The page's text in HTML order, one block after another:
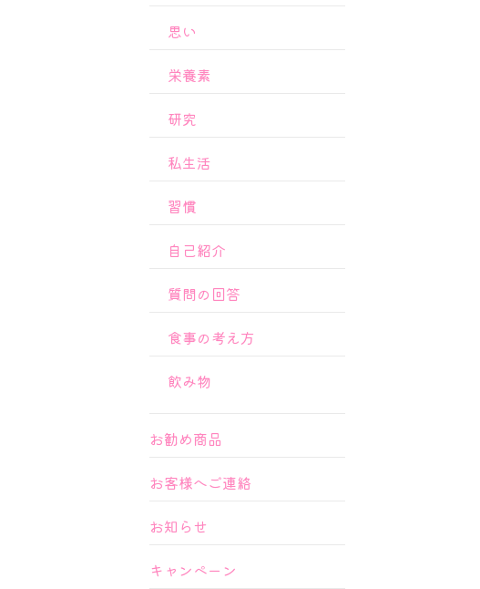
思い
栄養素
研究
私生活
習慣
自己紹介
質問の回答
食事の考え方
飲み物
お勧め商品
お客様へご連絡
お知らせ
キャンペーン